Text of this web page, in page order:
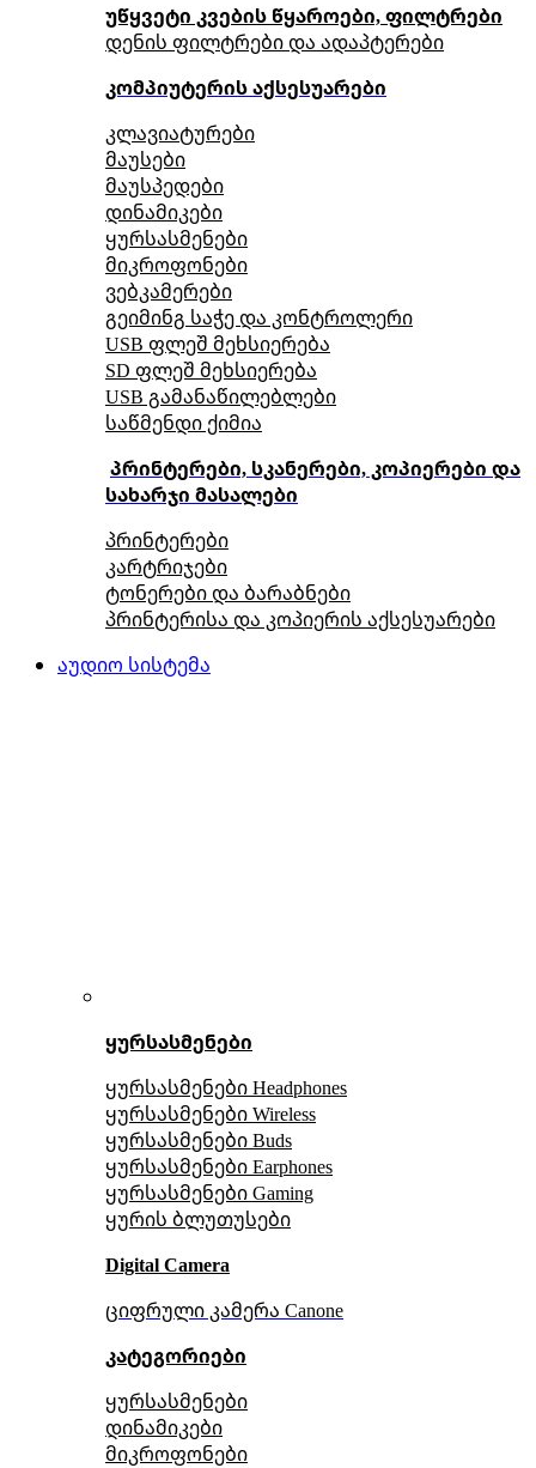
უწყვეტი კვების წყაროები, ფილტრები
დენის ფილტრები და ადაპტერები
კომპიუტერის აქსესუარები
კლავიატურები
მაუსები
მაუსპედები
დინამიკები
ყურსასმენები
მიკროფონები
ვებკამერები
გეიმინგ საჭე და კონტროლერი
USB ფლეშ მეხსიერება
SD ფლეშ მეხსიერება
USB გამანაწილებლები
საწმენდი ქიმია
პრინტერები, სკანერები, კოპიერები და
სახარჯი მასალები
პრინტერები
კარტრიჯები
ტონერები და ბარაბნები
პრინტერისა და კოპიერის აქსესუარები
აუდიო სისტემა
ყურსასმენები
ყურსასმენები Headphones
ყურსასმენები Wireless
ყურსასმენები Buds
ყურსასმენები Earphones
ყურსასმენები Gaming
ყურის ბლუთუსები
Digital Camera
ციფრული კამერა Сanone
კატეგორიები
ყურსასმენები
დინამიკები
მიკროფონები